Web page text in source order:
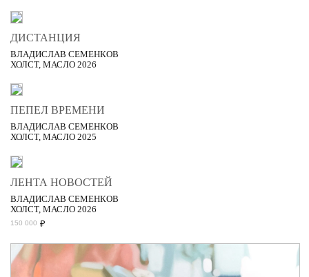
ДИСТАНЦИЯ
ВЛАДИСЛАВ СЕМЕНКОВ
ХОЛСТ, МАСЛО 2026
ПЕПЕЛ ВРЕМЕНИ
ВЛАДИСЛАВ СЕМЕНКОВ
ХОЛСТ, МАСЛО 2025
ЛЕНТА НОВОСТЕЙ
ВЛАДИСЛАВ СЕМЕНКОВ
ХОЛСТ, МАСЛО 2026
150 000 ₽